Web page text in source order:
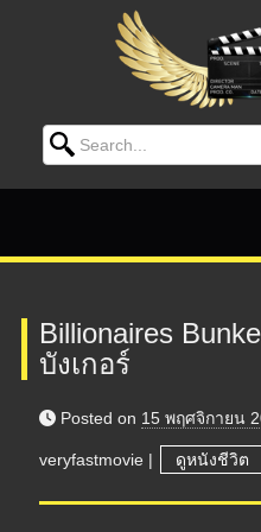
Search for:
Billionaires
บังเกอร์
Posted on 15 พฤศจิกายน
veryfastmovie | ดูหนังชีวิต